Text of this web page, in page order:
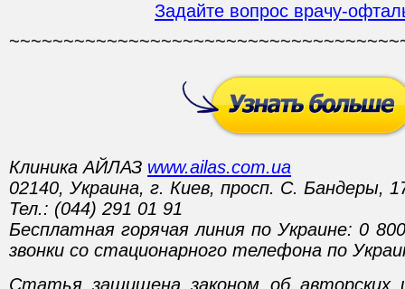
Задайте вопрос врачу-
Клиника АЙЛАЗ www.ailas.com.ua
02140, Украина, г. Киев, просп. С. Бандеры,
Тел.: (044) 291 01 91
Бесплатная горячая линия по Украине: 0
звонки со стационарного телефона по
Статья защищена законом об авторских